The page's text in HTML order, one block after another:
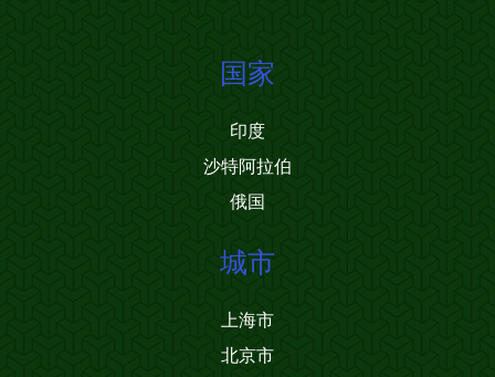
国家
印度
沙特阿拉伯
俄国
城市
上海市
北京市